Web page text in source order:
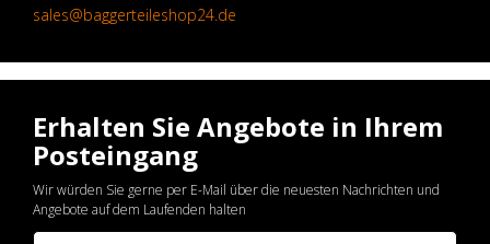
sales@baggerteileshop24.de
Erhalten Sie Angebote in Ihrem
Posteingang
Wir würden Sie gerne per E-Mail über die neuesten Nachrichten und
Angebote auf dem Laufenden halten